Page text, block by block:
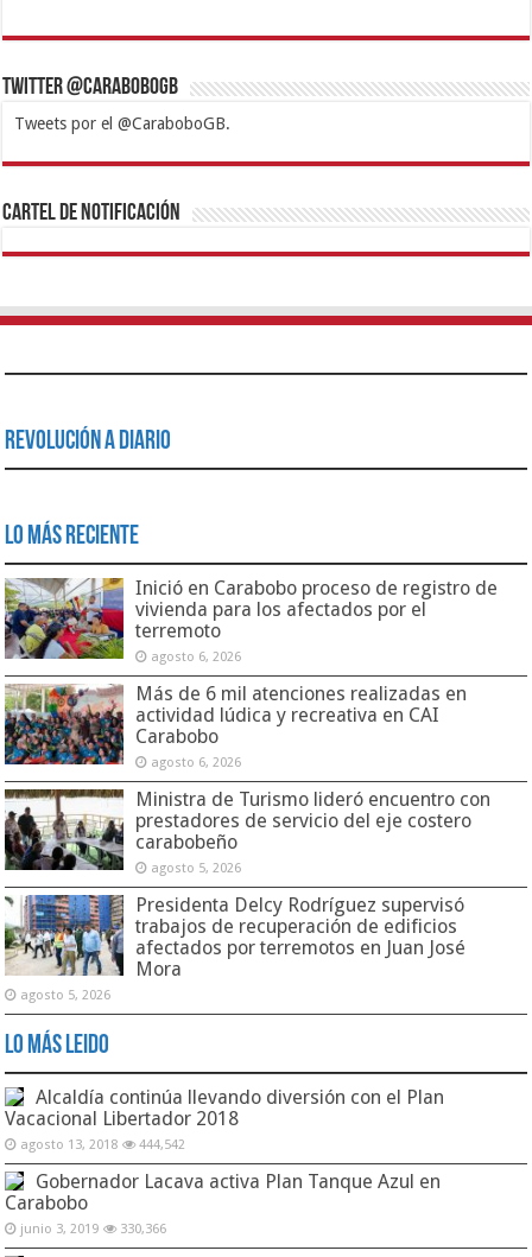
Twitter @CaraboboGB
Tweets por el @CaraboboGB.
1xbetBetturkeyBetistKralbetSupertotobetTipobetMatadorbetMariobet
https://mvbcasino.com/
Cartel de Notificación
Revolución a Diario
Lo Más Reciente
Inició en Carabobo proceso de registro de
vivienda para los afectados por el
terremoto
agosto 6, 2026
Más de 6 mil atenciones realizadas en
actividad lúdica y recreativa en CAI
Carabobo
agosto 6, 2026
Ministra de Turismo lideró encuentro con
prestadores de servicio del eje costero
carabobeño
agosto 5, 2026
Presidenta Delcy Rodríguez supervisó
trabajos de recuperación de edificios
afectados por terremotos en Juan José
Mora
agosto 5, 2026
Lo Más Leido
Alcaldía continúa llevando diversión con el Plan
Vacacional Libertador 2018
agosto 13, 2018 444,542
Gobernador Lacava activa Plan Tanque Azul en
Carabobo
junio 3, 2019 330,366